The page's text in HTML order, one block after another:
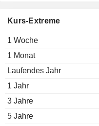
Kurs-Extreme
1 Woche
1 Monat
Laufendes Jahr
1 Jahr
3 Jahre
5 Jahre